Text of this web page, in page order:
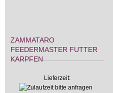
ZAMMATARO
FEEDERMASTER FUTTER
KARPFEN
Lieferzeit: